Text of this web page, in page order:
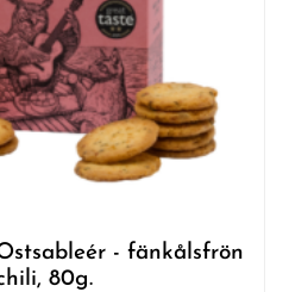
- fänkålsfrön
80g.